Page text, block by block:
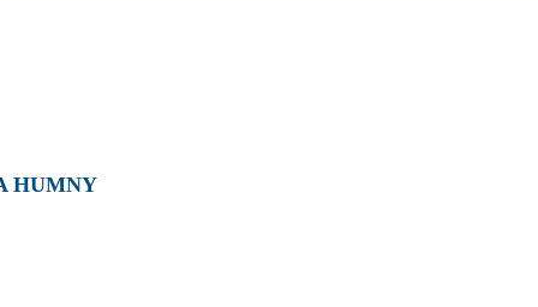
HUMNY